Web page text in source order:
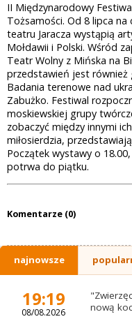
II Międzynarodowy
Tożsamości. Od 8 lipca
teatru Jaracza wystąpią
Mołdawii i Polski. Wśród
Teatr Wolny z Mińska na
przedstawień jest również
Badania terenowe nad
Zabużko. Festiwal
moskiewskiej grupy
zobaczyć między innymi
miłosierdzia,
Początek wystawy o
potrwa do piątku.
Komentarze (0)
najnowsze
19:19
08/08.2026
nową